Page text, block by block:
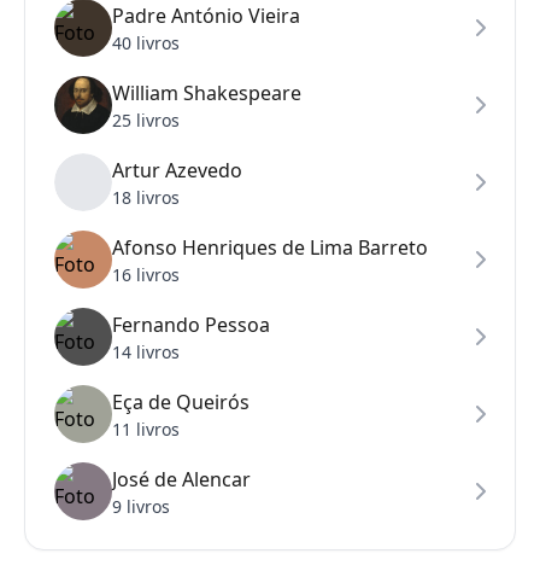
Padre António Vieira
40 livros
William Shakespeare
25 livros
Artur Azevedo
18 livros
Afonso Henriques de Lima Barreto
16 livros
Fernando Pessoa
14 livros
Eça de Queirós
11 livros
José de Alencar
9 livros